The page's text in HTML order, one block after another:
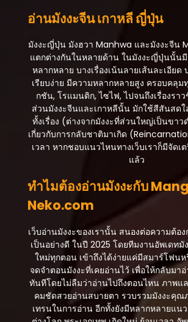
สิงหาคม 21, 2025
ตอนที่ 196
สิงหาคม 21, 2025
ตอนที่ 195
สิงหาคม 21, 2025
ตอนที่ 194
สิงหาคม 21, 2025
ตอนที่ 192
สิงหาคม 21, 2025
ตอนที่ 191
สิงหาคม 21, 2025
ตอนที่ 190
สิงหาคม 21, 2025
ตอนที่ 189
สิงหาคม 21, 2025
อ่านมังงะจีน เกาหลี ญี่ปุ่น
มังงะญี่ปุ่น มังฮวา Manhwa และมังงะจีน
แตกต่างกันในหลายด้าน ในมังงะญี่ปุ่นนั้น
หลากหลาย บางเรื่องเน้นลายเส้นละเอียด
เรียบง่าย มีความหลากหลายสูง ครอบคลุ
กชัน, โรแมนติก, ไซไฟ, ไปจนถึงเรื่องรา
ส่วนมังงะจีนและเกาหลีนั้น มักใช้สีสันสด
ทั้งเรื่อง (ต่างจากมังงะที่ส่วนใหญ่เป็นขาว
เกี่ยวกับการกลับชาติมาเกิด
เวลา หากชอบแนวไหนทางเว็บเราก็มีจัดเ
แล้ว
ทำไมต้องอ่านมังงะกับ
Neko.com
เว็บอ่านมังงะของเรานั้น สนองต่อความต้อ
เป็นอย่างดี ในปี 2025 โดยทีมงานอัพเดทมั
ใหม่ทุกตอน เข้าถึงได้ง่ายแค่มีสมาร์โฟน
จดจำตอนมังงะที่เคยอ่านไว้ เพื่อให้กลับมา
ทันทีโดยไม่ลืมว่าอ่านไปถึงตอนไหน ภาพแ
คมชัดสวยอ่านสบายตา รวบรวมมังงะคุณ
เทรนในการอ่าน อีกทั้งยังมีหลากหลายแน